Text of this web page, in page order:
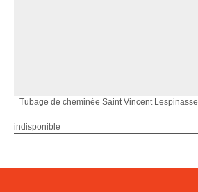
Tubage de cheminée Saint Vincent Lespinasse
indisponible